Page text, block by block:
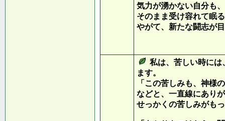
気力が湧かない自分も、
そのまま受け容れて眠
やがて、新たな闘志が
私は、苦しい時には
ます。
「この苦しみも、神様
などと、一直線にあり
せっかくの苦しみがも